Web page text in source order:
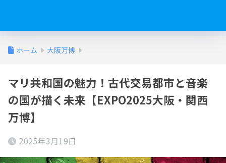
ホーム 大阪万博
マリ共和国の魅力！古代交易都市と音楽
の国が描く未来【EXPO2025大阪・関西
万博】
2025年3月19日